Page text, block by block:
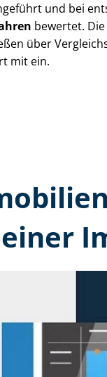
und bei
bewertet.
über
mit ein.